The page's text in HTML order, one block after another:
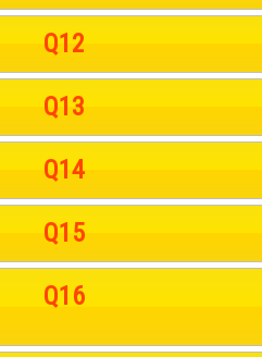
Q12
Q13
Q14
Q15
Q16